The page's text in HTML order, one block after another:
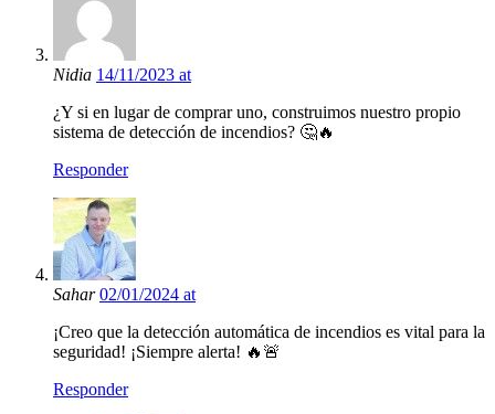
Nidia 14/11/2023 at
¿Y si en lugar de comprar uno, construimos nuestro propio
sistema de detección de incendios? 🤔🔥
Responder
Sahar02/01/2024 at
¡Creo que la detección automática de incendios es vital para la
seguridad! ¡Siempre alerta! 🔥🚨
Responder